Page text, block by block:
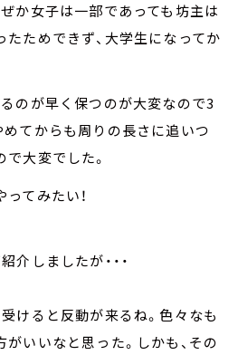
か女子は一部であっても坊主は
ためできず、大学生になってか
のが早く保つのが大変なので3
てからも周りの長さに追いつ
大変でした。
てみたい！
しましたが・・・
けると反動が来るね。色々なも
いいなと思った。しかも、その